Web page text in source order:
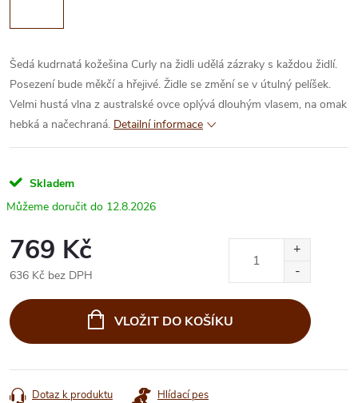
Šedá kudrnatá kožešina Curly na židli udělá zázraky s každou židlí.
Posezení bude měkčí a hřejivé. Židle se změní se v útulný pelíšek.
Velmi hustá vlna z australské ovce oplývá dlouhým vlasem, na omak
hebká a načechraná. Detailní informace
Skladem
12.8.2026
769 Kč
636 Kč bez DPH
cena:
VLOŽIT DO KOŠÍKU
Dotaz k produktu Hlídací pes